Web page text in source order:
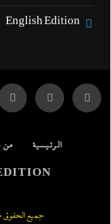
English Edition
الرئيسية من
جميع الحقوق